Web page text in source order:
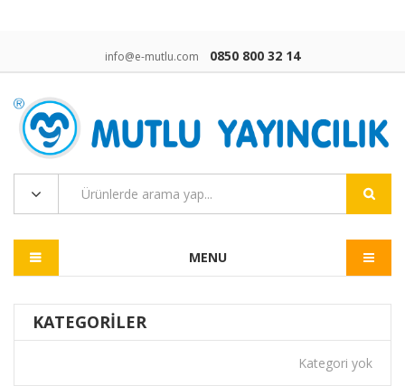
info@e-mutlu.com 0850 800 32 14
MENU
KATEGORILER
Kategori yok